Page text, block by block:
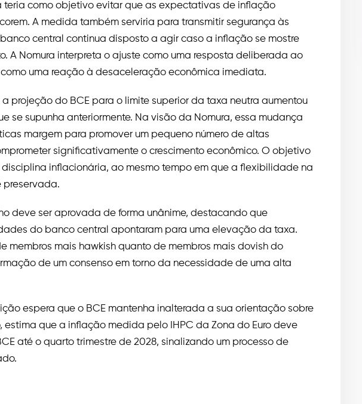
teria como objetivo evitar que as expectativas de inflação
A medida também serviria para transmitir segurança às
central continua disposto a agir caso a inflação se mostre
A Nomura interpreta o ajuste como uma resposta deliberada ao
uma reação à desaceleração econômica imediata.
projeção do BCE para o limite superior da taxa neutra aumentou
se supunha anteriormente. Na visão da Nomura, essa mudança
margem para promover um pequeno número de altas
significativamente o crescimento econômico. O objetivo
inflacionária, ao mesmo tempo em que a flexibilidade na
preservada.
deve ser aprovada de forma unânime, destacando que
do banco central apontaram para uma elevação da taxa.
membros mais hawkish quanto de membros mais dovish do
de um consenso em torno da necessidade de uma alta
espera que o BCE mantenha inalterada a sua orientação sobre
que a inflação medida pelo IHPC da Zona do Euro deve
até o quarto trimestre de 2028, sinalizando um processo de